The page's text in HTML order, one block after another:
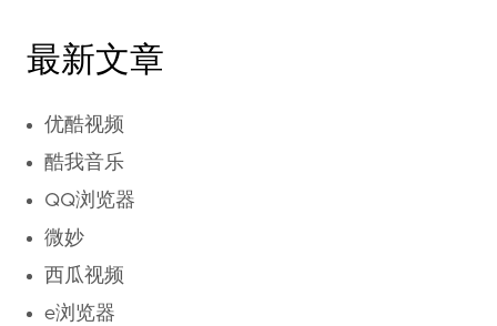
最新文章
优酷视频
酷我音乐
QQ浏览器
微妙
西瓜视频
e浏览器